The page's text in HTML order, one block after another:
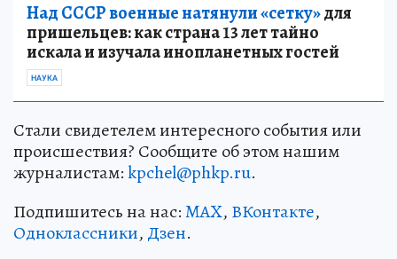
Над СССР военные натянули «сетку»для
пришельцев: как страна 13 лет тайно
искала и изучала инопланетных гостей
НАУКА
Стали свидетелем интересного события или
происшествия? Сообщите об этом нашим
журналистам:kpchel@phkp.ru.
Подпишитесь на нас:MAX, ВКонтакте,
Одноклассники, Дзен.